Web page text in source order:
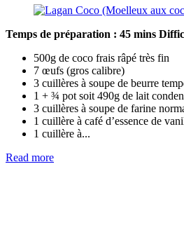
Temps de préparation : 45 mins
500g de coco frais râpé très fin
7 œufs (gros calibre)
3 cuillères à soupe de beurre
1 + ¾ pot soit 490g de lait
3 cuillères à soupe de farine
1 cuillère à café d’essence de
1 cuillère à...
Read more